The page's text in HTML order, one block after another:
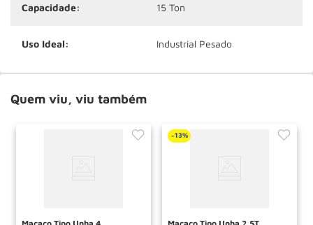
Capacidade: 15 Ton
Uso Ideal: Industrial Pesado
Quem viu, viu também
-13%